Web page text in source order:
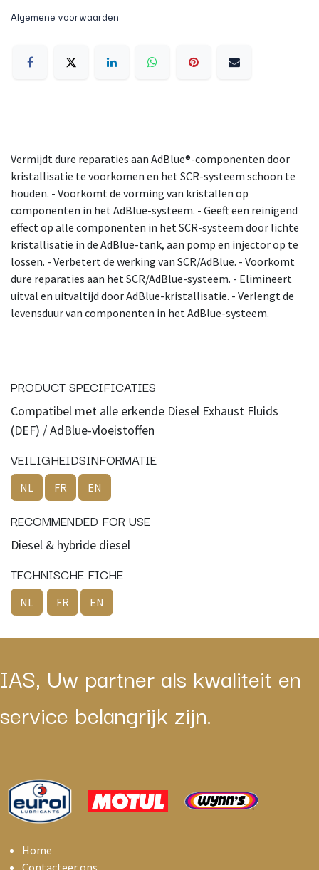
Algemene voorwaarden
Vermijdt dure reparaties aan AdBlue®-componenten door
kristallisatie te voorkomen en het SCR-systeem schoon te
houden. - Voorkomt de vorming van kristallen op
componenten in het AdBlue-systeem. - Geeft een reinigend
effect op alle componenten in het SCR-systeem door lichte
kristallisatie in de AdBlue-tank, aan pomp en injector op te
lossen. - Verbetert de werking van SCR/AdBlue. - Voorkomt
dure reparaties aan het SCR/AdBlue-systeem. - Elimineert
uitval en uitvaltijd door AdBlue-kristallisatie. - Verlengt de
levensduur van componenten in het AdBlue-systeem.
PRODUCT SPECIFICATIES
Compatibel met alle erkende Diesel Exhaust Fluids
(DEF) / AdBlue-vloeistoffen
VEILIGHEIDSINFORMATIE
NL FR EN
RECOMMENDED FOR USE
Diesel & hybride diesel
TECHNISCHE FICHE
NL FR EN
IAS, Uw partner als kwaliteit en
service belangrijk zijn.
Home